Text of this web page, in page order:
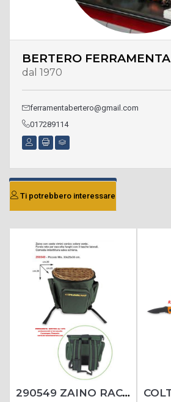
BERTERO FERRAMENTA
dal 1970
ferramentabertero@gmail.com
017289114
Ti potrebbero interessare
290549 ZAINO RACCOLTA FUNGHI CAMOR 30X30X25 CESTO VIMINI